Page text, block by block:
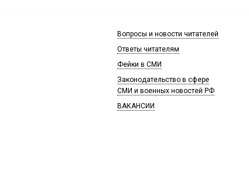
Вопросы и новости читателей
Ответы читателям
Фейки в СМИ
Законодательство в сфере
СМИ и военных новостей РФ
ВАКАНСИИ